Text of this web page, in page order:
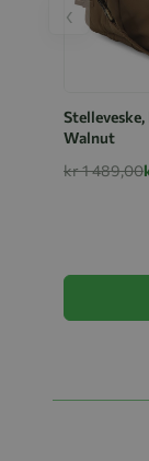
Stelleveske,
Walnut
kr 1 489,00
‹